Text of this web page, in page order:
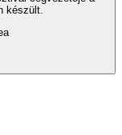
készült.